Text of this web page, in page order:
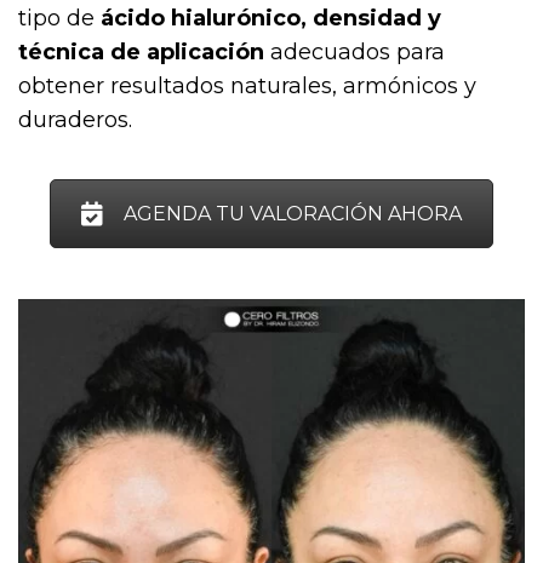
tipo de ácido hialurónico, densidad y
técnica de aplicación adecuados para
obtener resultados naturales, armónicos y
duraderos.
AGENDA TU VALORACIÓN AHORA